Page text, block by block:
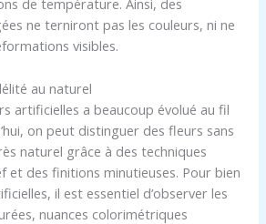
de température. Ainsi, des
ne terniront pas les couleurs, ni ne
visibles.
au naturel
artificielles a beaucoup évolué au fil
on peut distinguer des fleurs sans
naturel grâce à des techniques
et des finitions minutieuses. Pour bien
il est essentiel d’observer les
nuances colorimétriques